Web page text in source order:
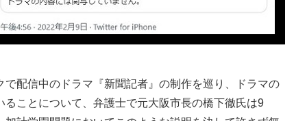
配信中のドラマ『新聞記者』の制作を巡り、ドラマの
ことについて、弁護士で元大阪市長の橋下徹氏は9